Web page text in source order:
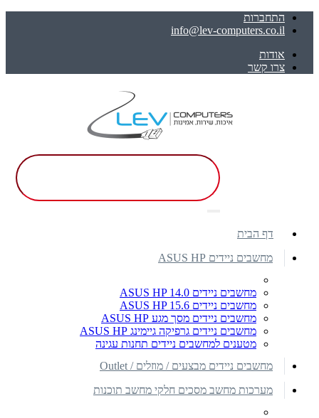
התחברות
info@lev-computers.co.il
אודות
צרו קשר
דף הבית
מחשבים ניידים ASUS HP
מחשבים ניידים ASUS HP 14.0
מחשבים ניידים ASUS HP 15.6
מחשבים ניידים מסך מגע ASUS HP
מחשבים ניידים גרפיקה גיימינג ASUS HP
מטענים למחשבים ניידים תחנות עגינה
מחשבים ניידים מבצעים / מוזלים / Outlet
מערכות מחשב מסכים חלקי מחשב תוכנות